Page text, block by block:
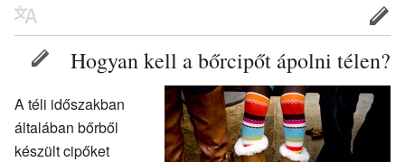
Hogyan kell a bőrcipőt ápolni télen?
A téli időszakban
általában bőrből
készült cipőket